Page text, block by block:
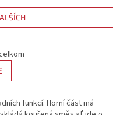
funkcí. Horní část má